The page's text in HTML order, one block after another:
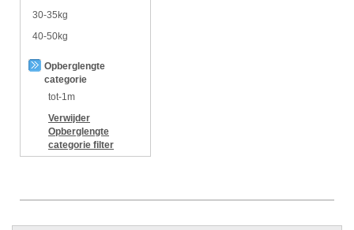
30-35kg
40-50kg
Opberglengte
categorie
tot-1m
Verwijder
Opberglengte
categorie filter